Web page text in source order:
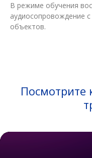
В режиме обучения
аудиосопровождение
объектов.
Посмотрите